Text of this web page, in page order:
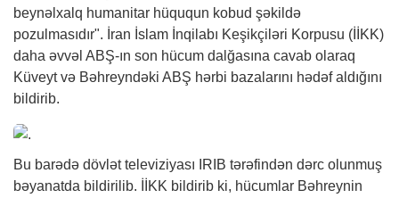
beynəlxalq humanitar hüququn kobud şəkildə
pozulmasıdır". İran İslam İnqilabı Keşikçiləri Korpusu (İİKK)
daha əvvəl ABŞ-ın son hücum dalğasına cavab olaraq
Küveyt və Bəhreyndəki ABŞ hərbi bazalarını hədəf aldığını
bildirib.
Bu barədə dövlət televiziyası IRIB tərəfindən dərc olunmuş
bəyanatda bildirilib. İİKK bildirib ki, hücumlar Bəhreynin